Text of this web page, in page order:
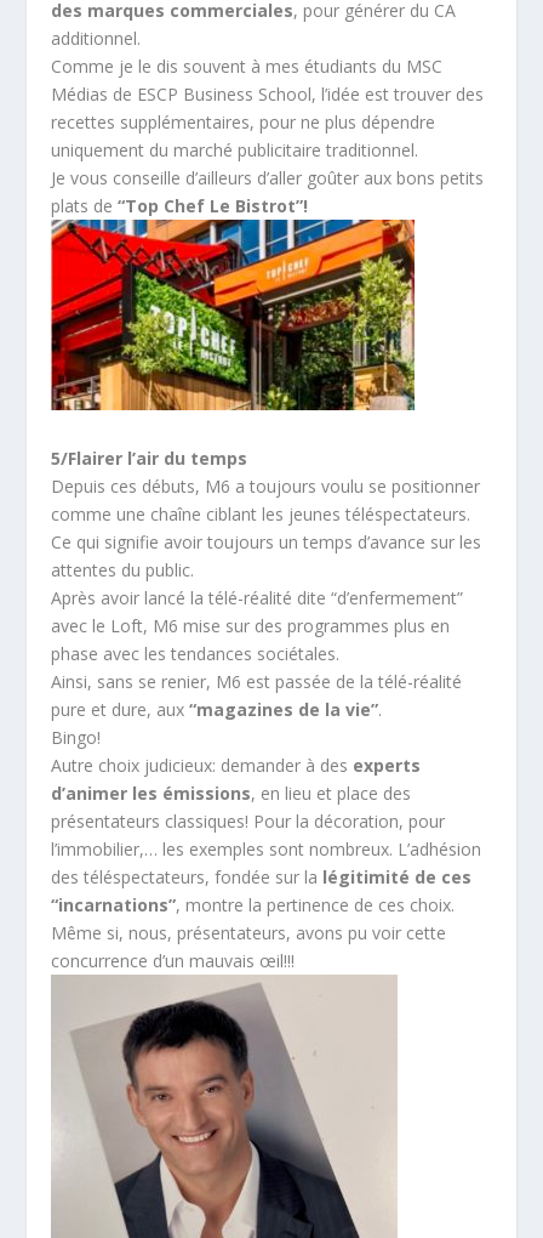
des marques commerciales, pour générer du CA
additionnel.
Comme je le dis souvent à mes étudiants du MSC
Médias de ESCP Business School, l’idée est trouver des
recettes supplémentaires, pour ne plus dépendre
uniquement du marché publicitaire traditionnel.
Je vous conseille d’ailleurs d’aller goûter aux bons petits
plats de“Top Chef Le Bistrot”!
5/Flairer l’air du temps
Depuis ces débuts, M6 a toujours voulu se positionner
comme une chaîne ciblant les jeunes téléspectateurs.
Ce qui signifie avoir toujours un temps d’avance sur les
attentes du public.
Après avoir lancé la télé-réalité dite “d’enfermement”
avec le Loft, M6 mise sur des programmes plus en
phase avec les tendances sociétales.
Ainsi, sans se renier, M6 est passée de la télé-réalité
pure et dure, aux“magazines de la vie”.
Bingo!
Autre choix judicieux: demander à des experts
d’animer les émissions, en lieu et place des
présentateurs classiques! Pour la décoration, pour
l’immobilier,… les exemples sont nombreux. L’adhésion
des téléspectateurs, fondée sur la légitimité de ces
“incarnations”, montre la pertinence de ces choix.
Même si, nous, présentateurs, avons pu voir cette
concurrence d’un mauvais œil!!!